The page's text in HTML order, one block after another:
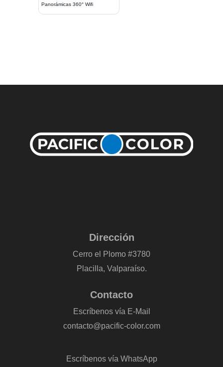
Panorámicas 360° Wifi
Dirección
Cerro el Plomo #3780
Placilla, Valparaíso.
Contacto
Escríbenos vía E-Mail
contacto@pacific-color.com
Escríbenos vía WhatsApp